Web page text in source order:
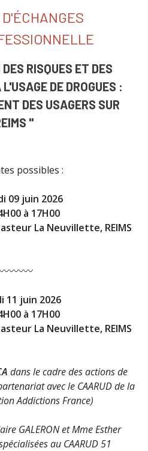
RISQUES ET DES
DE DROGUES :
DES USAGERS SUR
"
possibles :
09 juin 2026
à 17H00
La Neuvillette, REIMS
〰️〰️〰️
11 juin 2026
à 17H00
La Neuvillette, REIMS
dans le cadre des actions de
avec le CAARUD de la
Addictions France)
GALERON et Mme Esther
au CAARUD 51